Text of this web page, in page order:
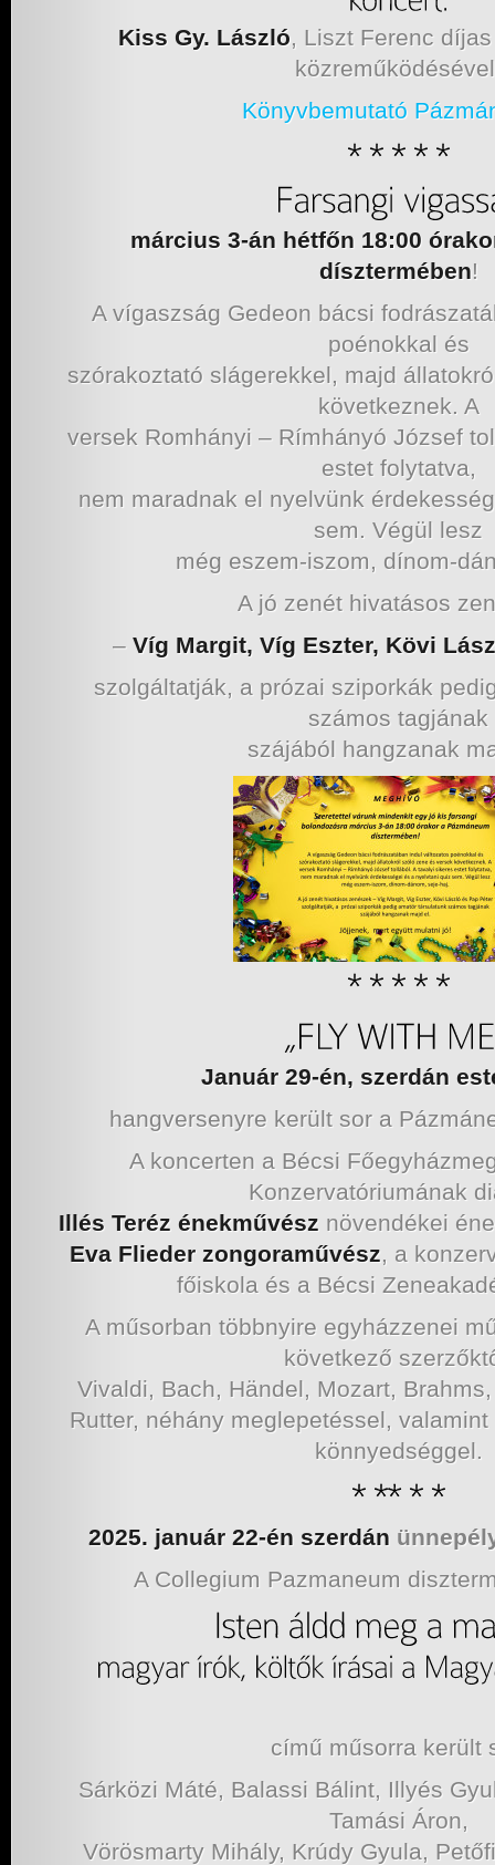
Kiss Gy. László , Liszt Ferenc
Könyvbemutató
március 3-án hétfőn 18:00
dísztermében!
A vígaszság Gedeon bácsi
poénokkal és
szórakoztató slágerekkel, majd
következnek. A
versek Romhányi – Rímhányó József
estet folytatva,
nem maradnak el nyelvünk
sem. Végül lesz
még eszem-iszom, dínom-
A jó zenét hivatásos
– Víg Margit, Víg Eszter, Kövi
szolgáltatják, a prózai sziporkák
számos tagjának
szájából hangzanak
Január 29-én, szerdán
hangversenyre került sor a
A koncerten a Bécsi
Konzervatóriumának
Illés Teréz énekművész növendékei
Eva Flieder zongoraművész, a
főiskola és a Bécsi
A műsorban többnyire egyházzenei
következő
Vivaldi, Bach, Händel, Mozart,
Rutter, néhány meglepetéssel,
könnyedséggel.
2025. január 22-én szerdán
A Collegium Pazmaneum
című műsorra került
Sárközi Máté, Balassi Bálint, Illyés
Tamási Áron,
Vörösmarty Mihály, Krúdy Gyula,